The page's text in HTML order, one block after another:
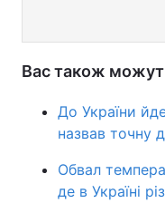
Вас також
До України
назвав точну
Обвал
де в Україні